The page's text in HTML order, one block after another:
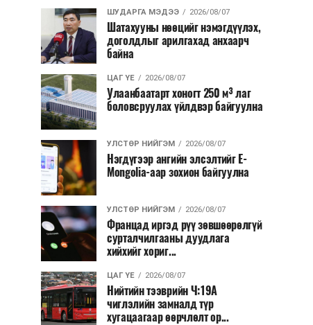
ШУДАРГА МЭДЭЭ 2026/08/07
Шатахууны нөөцийг нэмэгдүүлэх,
доголдлыг арилгахад анхаарч
байна
ЦАГ ҮЕ 2026/08/07
Улаанбаатарт хоногт 250 м³ лаг
боловсруулах үйлдвэр байгуулна
УЛСТӨР НИЙГЭМ 2026/08/07
Нэгдүгээр ангийн элсэлтийг E-
Mongolia-аар зохион байгуулна
УЛСТӨР НИЙГЭМ 2026/08/07
Францад иргэд рүү зөвшөөрөлгүй
сурталчилгааны дуудлага
хийхийг хориг...
ЦАГ ҮЕ 2026/08/07
Нийтийн тээврийн Ч:19А
чиглэлийн замналд түр
хугацаагаар өөрчлөлт ор...